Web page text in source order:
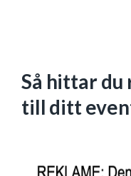
Så hittar
till ditt